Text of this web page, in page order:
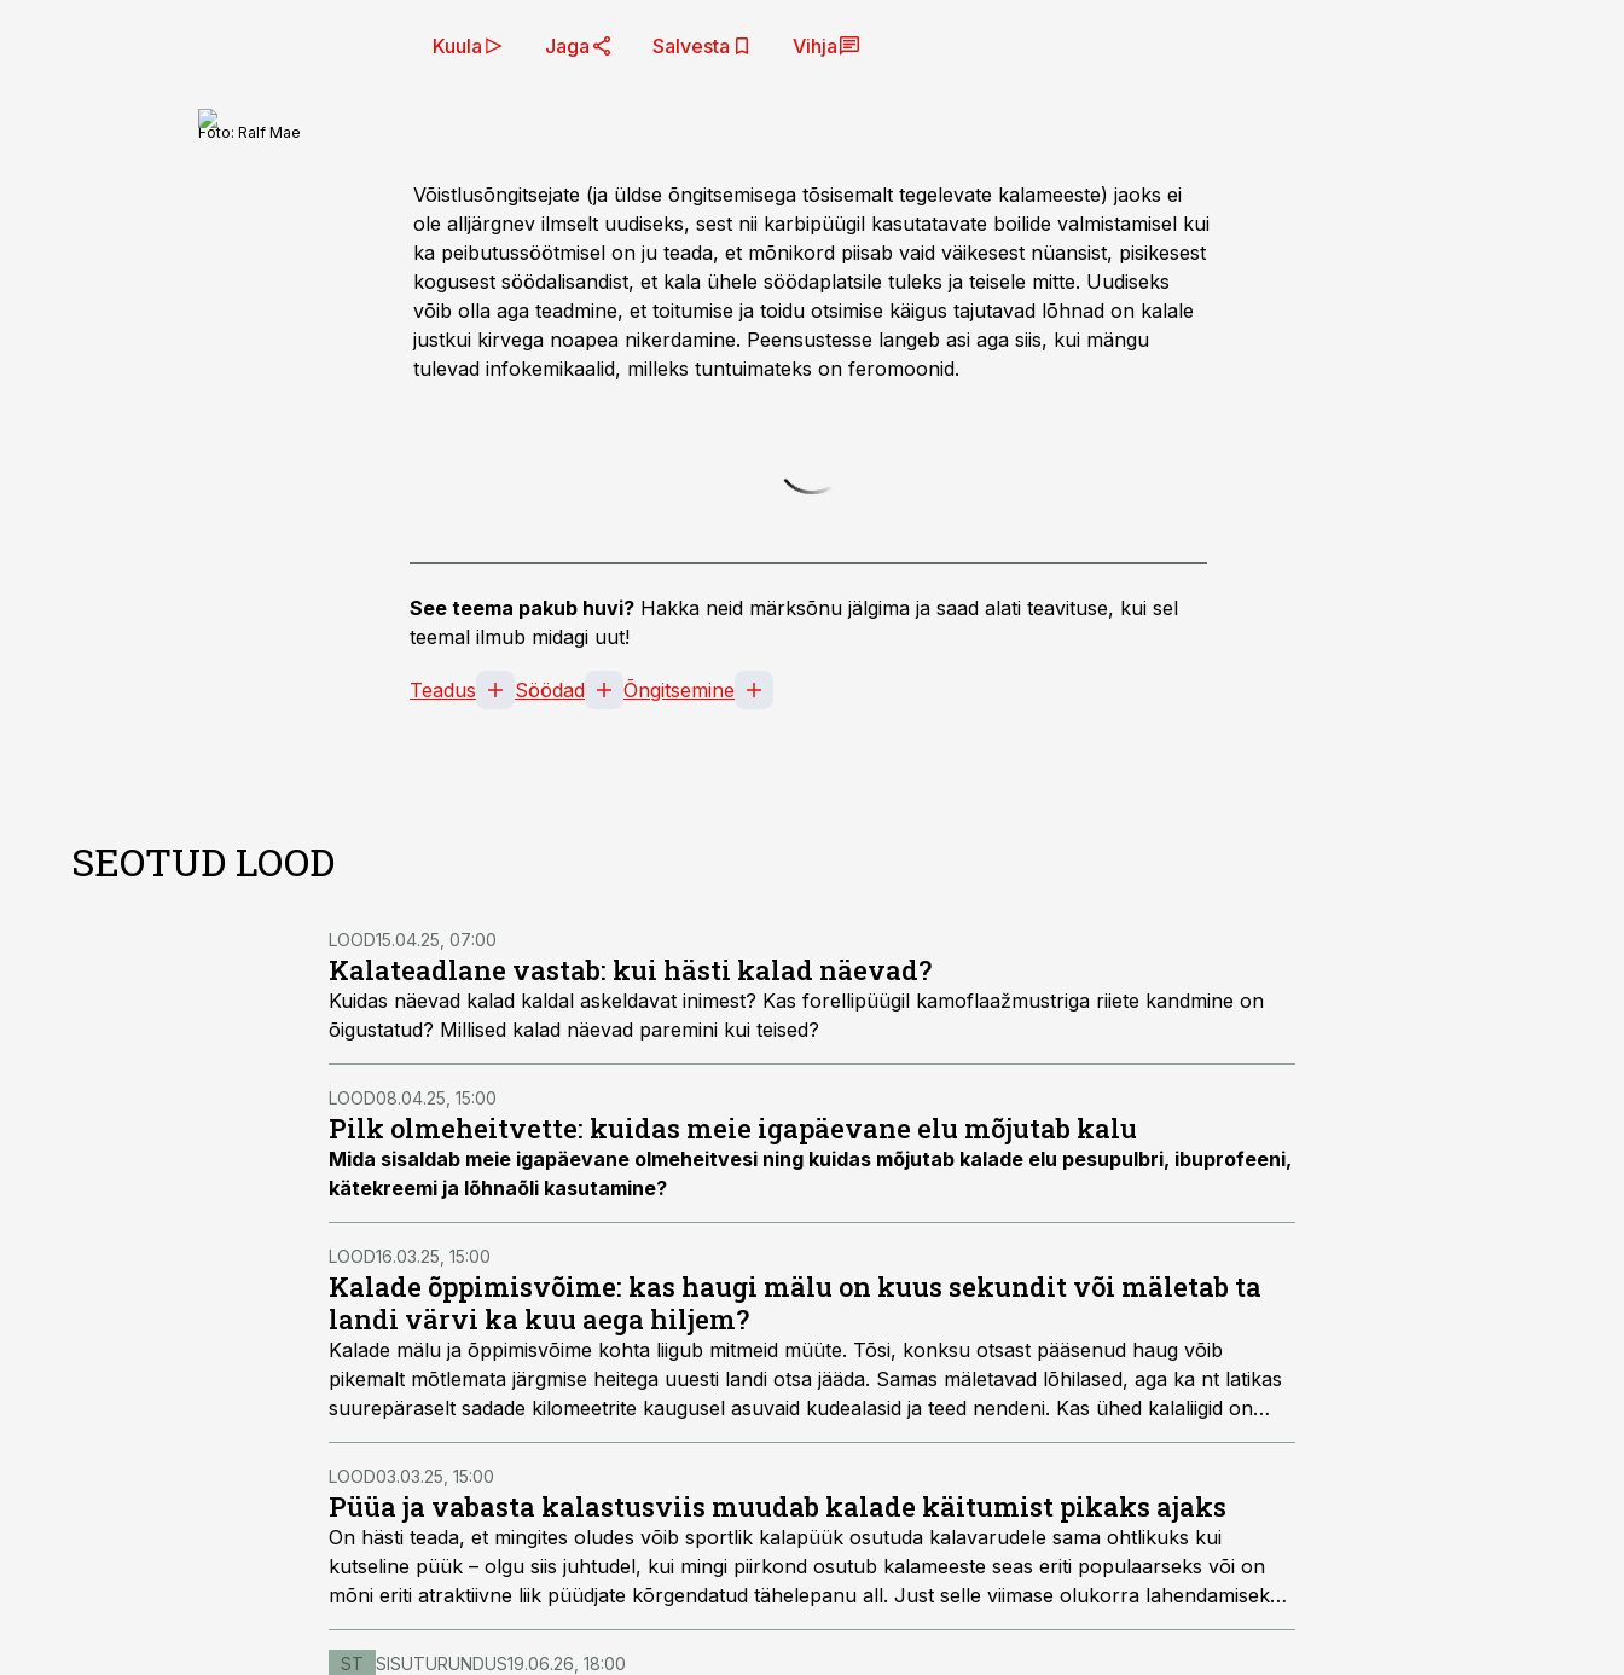
Kuula Jaga Salvesta Vihja
Foto: Ralf Mae
Võistlusõngitsejate (ja üldse õngitsemisega tõsisemalt tegelevate kalameeste) jaoks ei
ole alljärgnev ilmselt uudiseks, sest nii karbipüügil kasutatavate boilide valmistamisel kui
ka peibutussöötmisel on ju teada, et mõnikord piisab vaid väikesest nüansist, pisikesest
kogusest söödalisandist, et kala ühele söödaplatsile tuleks ja teisele mitte. Uudiseks
võib olla aga teadmine, et toitumise ja toidu otsimise käigus tajutavad lõhnad on kalale
justkui kirvega noapea nikerdamine. Peensustesse langeb asi aga siis, kui mängu
tulevad infokemikaalid, milleks tuntuimateks on feromoonid.
See teema pakub huvi? Hakka neid märksõnu jälgima ja saad alati teavituse, kui sel
teemal ilmub midagi uut!
Teadus Söödad Õngitsemine
SEOTUD LOOD
LOOD15.04.25, 07:00
Kalateadlane vastab: kui hästi kalad näevad?
Kuidas näevad kalad kaldal askeldavat inimest? Kas forellipüügil kamoflaažmustriga riiete kandmine on
õigustatud? Millised kalad näevad paremini kui teised?
LOOD08.04.25, 15:00
Pilk olmeheitvette: kuidas meie igapäevane elu mõjutab kalu
Mida sisaldab meie igapäevane olmeheitvesi ning kuidas mõjutab kalade elu pesupulbri, ibuprofeeni,
kätekreemi ja lõhnaõli kasutamine?
LOOD16.03.25, 15:00
Kalade õppimisvõime: kas haugi mälu on kuus sekundit või mäletab ta
landi värvi ka kuu aega hiljem?
Kalade mälu ja õppimisvõime kohta liigub mitmeid müüte. Tõsi, konksu otsast pääsenud haug võib
pikemalt mõtlemata järgmise heitega uuesti landi otsa jääda. Samas mäletavad lõhilased, aga ka nt latikas
suurepäraselt sadade kilomeetrite kaugusel asuvaid kudealasid ja teed nendeni. Kas ühed kalaliigid on
targemad kui teised? Kalade õppimisvõimet on akvaariumikatsete käigus piisavalt uuritud ja nii mõndagi ka
teada saadud.
LOOD03.03.25, 15:00
Püüa ja vabasta kalastusviis muudab kalade käitumist pikaks ajaks
On hästi teada, et mingites oludes võib sportlik kalapüük osutuda kalavarudele sama ohtlikuks kui
kutseline püük – olgu siis juhtudel, kui mingi piirkond osutub kalameeste seas eriti populaarseks või on
mõni eriti atraktiivne liik püüdjate kõrgendatud tähelepanu all. Just selle viimase olukorra lahendamiseks
on tihti kasutusel püüa ja vabasta stiilis püügipiirang.
ST SISUTURUNDUS19.06.26, 18:00